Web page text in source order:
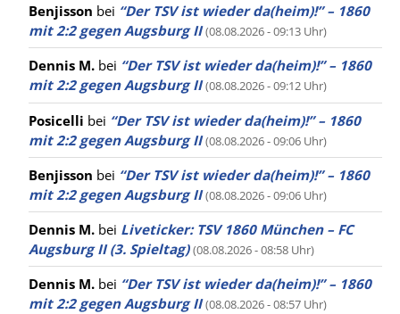
Benjisson bei “Der TSV ist wieder da(heim)!” – 1860
mit 2:2 gegen Augsburg II (08.08.2026 - 09:13 Uhr)
Dennis M. bei “Der TSV ist wieder da(heim)!” – 1860
mit 2:2 gegen Augsburg II (08.08.2026 - 09:12 Uhr)
Posicelli bei “Der TSV ist wieder da(heim)!” – 1860
mit 2:2 gegen Augsburg II (08.08.2026 - 09:06 Uhr)
Benjisson bei “Der TSV ist wieder da(heim)!” – 1860
mit 2:2 gegen Augsburg II (08.08.2026 - 09:06 Uhr)
Dennis M. bei Liveticker: TSV 1860 München – FC
Augsburg II (3. Spieltag) (08.08.2026 - 08:58 Uhr)
Dennis M. bei “Der TSV ist wieder da(heim)!” – 1860
mit 2:2 gegen Augsburg II (08.08.2026 - 08:57 Uhr)